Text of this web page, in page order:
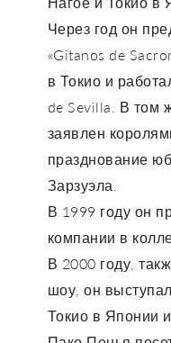
Через год он
«Gitanos de
в Токио и
de Sevilla. В том
заявлен
празднование
Зарзуэла.
В 1999 году он
компании в
В 2000 году,
шоу, он
Токио в Японии